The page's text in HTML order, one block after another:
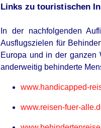
Links zu touristischen
In der nachfolgenden
Ausflugszielen für
Europa und in der ganzen
anderweitig behinderte
www.handicapped-
www.reisen-fuer-